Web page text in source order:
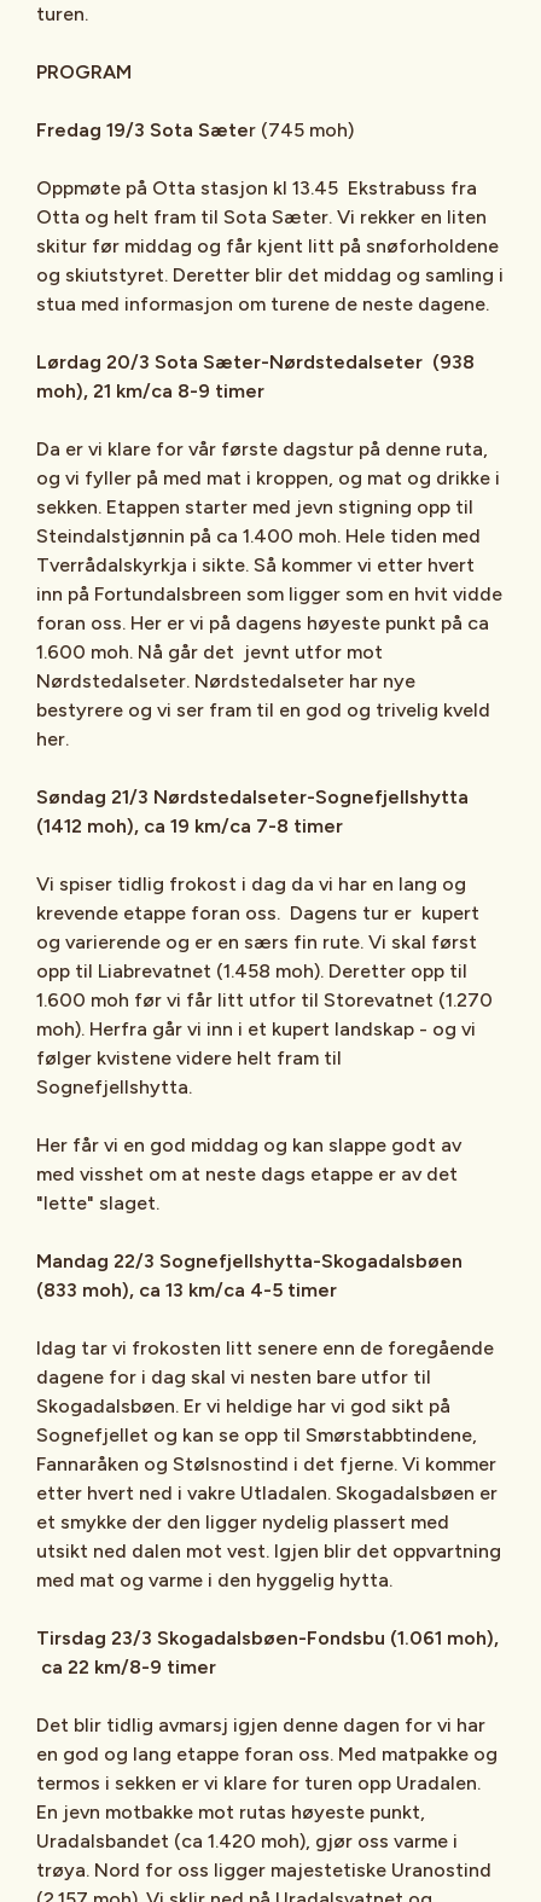
turen.
PROGRAM
Fredag 19/3 Sota Sæter (745 moh)
Oppmøte på Otta stasjon kl 13.45 Ekstrabuss fra
Otta og helt fram til Sota Sæter. Vi rekker en liten
skitur før middag og får kjent litt på snøforholdene
og skiutstyret. Deretter blir det middag og samling i
stua med informasjon om turene de neste dagene.
Lørdag 20/3 Sota Sæter-Nørdstedalseter (938
moh), 21 km/ca 8-9 timer
Da er vi klare for vår første dagstur på denne ruta,
og vi fyller på med mat i kroppen, og mat og drikke i
sekken. Etappen starter med jevn stigning opp til
Steindalstjønnin på ca 1.400 moh. Hele tiden med
Tverrådalskyrkja i sikte. Så kommer vi etter hvert
inn på Fortundalsbreen som ligger som en hvit vidde
foran oss. Her er vi på dagens høyeste punkt på ca
1.600 moh. Nå går det jevnt utfor mot
Nørdstedalseter. Nørdstedalseter har nye
bestyrere og vi ser fram til en god og trivelig kveld
her.
Søndag 21/3 Nørdstedalseter-Sognefjellshytta
(1412 moh), ca 19 km/ca 7-8 timer
Vi spiser tidlig frokost i dag da vi har en lang og
krevende etappe foran oss. Dagens tur er kupert
og varierende og er en særs fin rute. Vi skal først
opp til Liabrevatnet (1.458 moh). Deretter opp til
1.600 moh før vi får litt utfor til Storevatnet (1.270
moh). Herfra går vi inn i et kupert landskap - og vi
følger kvistene videre helt fram til
Sognefjellshytta.
Her får vi en god middag og kan slappe godt av
med visshet om at neste dags etappe er av det
"lette" slaget.
Mandag 22/3 Sognefjellshytta-Skogadalsbøen
(833 moh), ca 13 km/ca 4-5 timer
Idag tar vi frokosten litt senere enn de foregående
dagene for i dag skal vi nesten bare utfor til
Skogadalsbøen. Er vi heldige har vi god sikt på
Sognefjellet og kan se opp til Smørstabbtindene,
Fannaråken og Stølsnostind i det fjerne. Vi kommer
etter hvert ned i vakre Utladalen. Skogadalsbøen er
et smykke der den ligger nydelig plassert med
utsikt ned dalen mot vest. Igjen blir det oppvartning
med mat og varme i den hyggelig hytta.
Tirsdag 23/3 Skogadalsbøen-Fondsbu (1.061 moh),
ca 22 km/8-9 timer
Det blir tidlig avmarsj igjen denne dagen for vi har
en god og lang etappe foran oss. Med matpakke og
termos i sekken er vi klare for turen opp Uradalen.
En jevn motbakke mot rutas høyeste punkt,
Uradalsbandet (ca 1.420 moh), gjør oss varme i
trøya. Nord for oss ligger majestetiske Uranostind